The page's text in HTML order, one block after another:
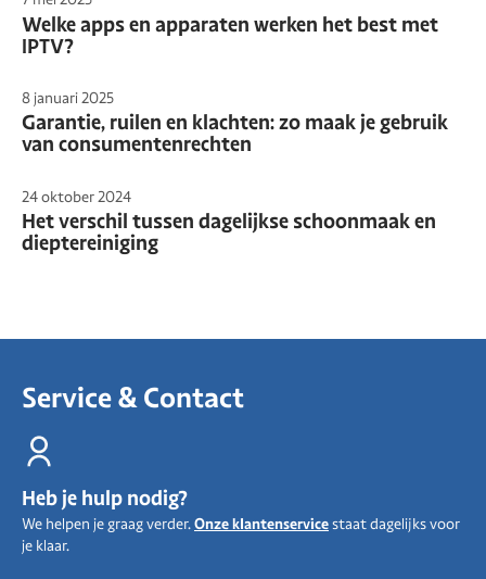
Welke apps en apparaten werken het best met
IPTV?
8 januari 2025
Garantie, ruilen en klachten: zo maak je gebruik
van consumentenrechten
24 oktober 2024
Het verschil tussen dagelijkse schoonmaak en
dieptereiniging
Service & Contact
Heb je hulp nodig?
We helpen je graag verder.Onze klantenservicestaat dagelijks voor
je klaar.